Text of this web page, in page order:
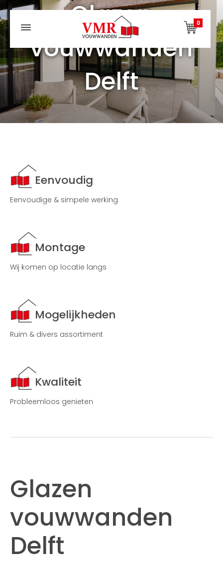
0
Glazen
vouwwanden
Delft
Eenvoudig
Eenvoudige & simpele werking
Montage
Wij komen op locatie langs
Mogelijkheden
Ruim & divers assortiment
Kwaliteit
Probleemloos genieten
Glazen
vouwwanden
Delft